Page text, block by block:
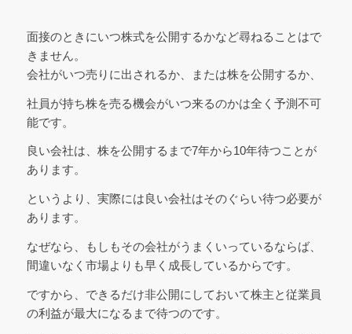
面接のときにいつ株式を公開するかなど尋ねることはで
きません。
会社がいつ売りに出されるか、または株を公開するか、
社員が持ち株を売る機会がいつ来るのかは全く予測不可
能です。
良い会社は、株を公開するまで7年から10年待つことが
あります。
というより、実際には良い会社はそのぐらい待つ必要が
あります。
なぜなら、もしもその会社がうまくいっているならば、
間違いなく市場よりも早く成長しているからです。
ですから、できるだけ非公開にしておいて株主と従業員
の利益が最大になるまで待つのです。